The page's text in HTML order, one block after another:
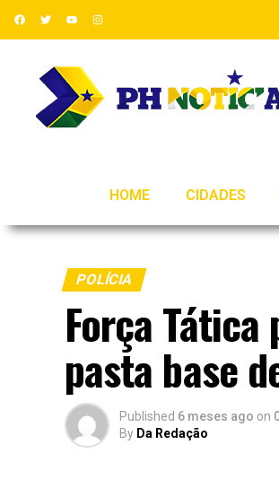
HOME CIDADES
POLÍCIA
Força
pasta base
Published 6 meses ago on
By Da Redação